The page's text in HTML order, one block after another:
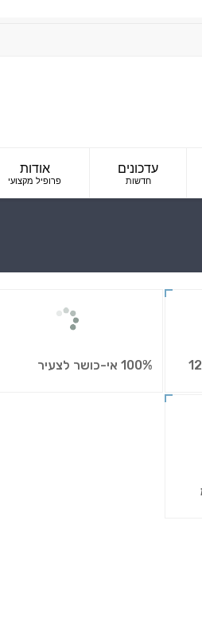
עדכונים
חדשות
אודות
פרופיל מקצועי
100% אי-כושר לצעיר